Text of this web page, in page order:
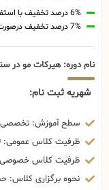
6% درصد تخفیف با استفاده از کد تخفیف 20806
7% درصد تخفیف درصورت پرداخت شهریه با رمزارز
نام دوره: هیرکات مو در
شهریه ثبت نام:
سطح آموزش: تخصصی
ظرفیت کلاس عمومی: 10 نفر
ظرفیت کلاس خصوصی: 3
نحوه برگزاری کلاس: